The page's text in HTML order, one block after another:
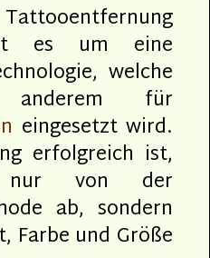
es um eine
welche
für
eingesetzt wird.
erfolgreich ist,
von der
ab, sondern
Farbe und Größe